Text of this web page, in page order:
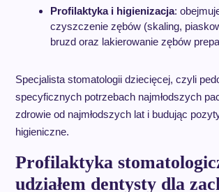
Profilaktyka i higienizacja:
czyszczenie zębów (skaling,
bruzd oraz lakierowanie zębów
Specjalista stomatologii dziecięcej, czyli
specyficznych potrzebach najmłodszych
zdrowie od najmłodszych lat i budując
higieniczne.
Profilaktyka
udziałem dentysty dla